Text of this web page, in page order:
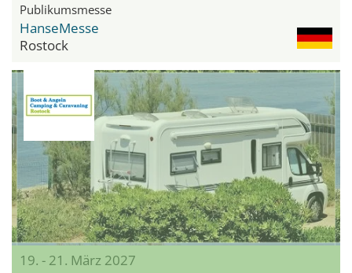
Publikumsmesse
HanseMesse
Rostock
19. - 21. März 2027